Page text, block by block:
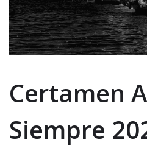
Certamen
Siempre